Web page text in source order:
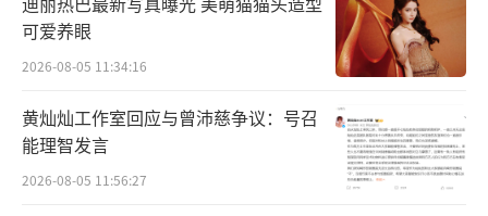
可爱养眼
2026-08-05 11:34:16
黄灿灿工作室回应与曾沛慈争议：号召
能理智发言
2026-08-05 11:56:27